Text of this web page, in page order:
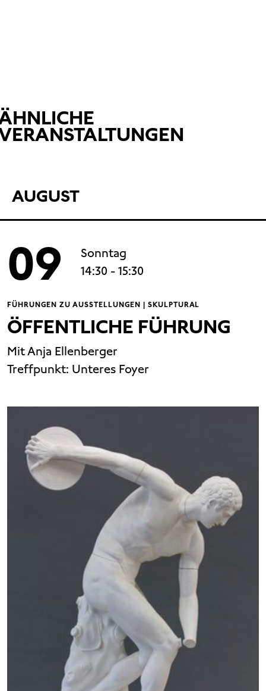
AUGUST
09
Sonntag
14:30 - 15:30
FÜHRUNGEN ZU AUSSTELLUNGEN | SKULPTURAL
ÖFFENTLICHE FÜHRUNG
Mit Anja Ellenberger
Treffpunkt: Unteres Foyer